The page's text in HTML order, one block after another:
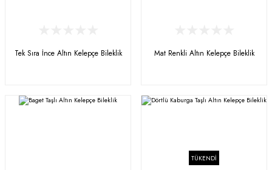
Tek Sıra İnce Altın Kelepçe Bileklik Mat Renkli Altın Kelepçe Bileklik
TÜKENDİ